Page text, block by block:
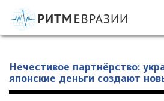
Информационно-аналитическое издание,
проблемам интеграции на постсоветском
Нечестивое партнёрство:
японские деньги создают